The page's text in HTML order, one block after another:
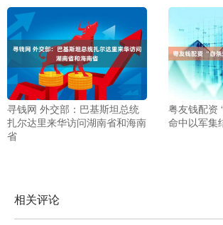
寻钱网 外交部：巴基斯坦总统
扎尔达里来华访问湖南省和海南
省
粤友钱配资
命中以军集
相关评论